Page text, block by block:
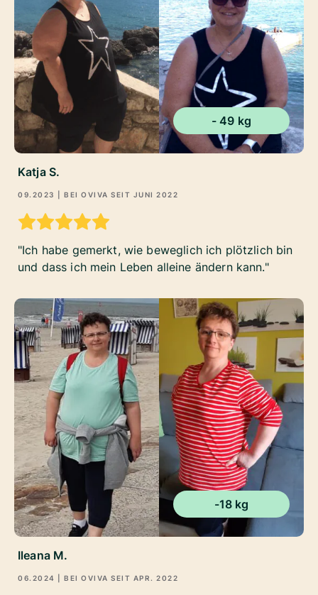
- 49 kg
Katja S.
09.2023 | BEI OVIVA SEIT JUNI 2022
Ich habe gemerkt, wie beweglich ich plötzlich bin
und dass ich mein Leben alleine ändern kann.
-18 kg
Ileana M.
06.2024 | BEI OVIVA SEIT APR. 2022